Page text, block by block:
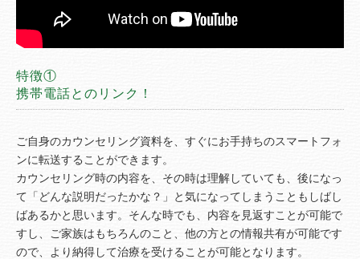
特徴①
携帯電話とのリンク！
ご自身のカウンセリング資料を、すぐにお手持ちのスマートフォ
ンに転送することができます。
カウンセリング時の内容を、その時は理解していても、後になっ
て「どんな説明だったかな？」と気になってしまうこともしばし
ばあるかと思います。そんな時でも、内容を見返すことが可能で
すし、ご家族はもちろんのこと、他の方との情報共有が可能です
ので、より納得して治療を受けることが可能となります。